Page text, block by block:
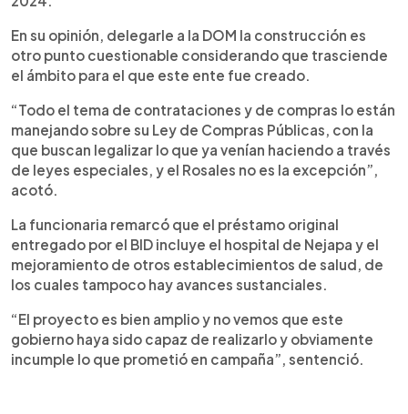
En su opinión, delegarle a la DOM la construcción es
otro punto cuestionable considerando que trasciende
el ámbito para el que este ente fue creado.
“Todo el tema de contrataciones y de compras lo están
manejando sobre su Ley de Compras Públicas, con la
que buscan legalizar lo que ya venían haciendo a través
de leyes especiales, y el Rosales no es la excepción”,
acotó.
La funcionaria remarcó que el préstamo original
entregado por el BID incluye el hospital de Nejapa y el
mejoramiento de otros establecimientos de salud, de
los cuales tampoco hay avances sustanciales.
“El proyecto es bien amplio y no vemos que este
gobierno haya sido capaz de realizarlo y obviamente
incumple lo que prometió en campaña”, sentenció.